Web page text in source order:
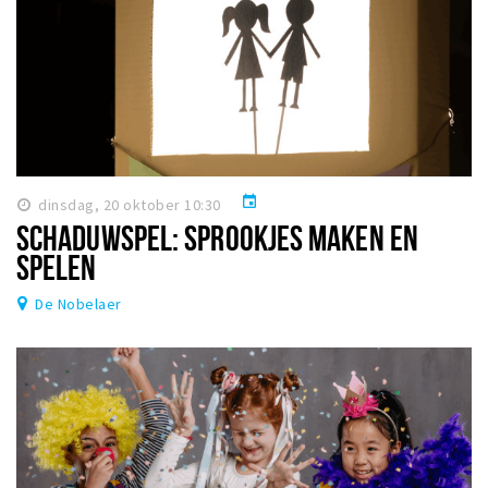
dinsdag, 20 oktober 10:30 event
SCHADUWSPEL: SPROOKJES MAKEN EN
SPELEN
De Nobelaer